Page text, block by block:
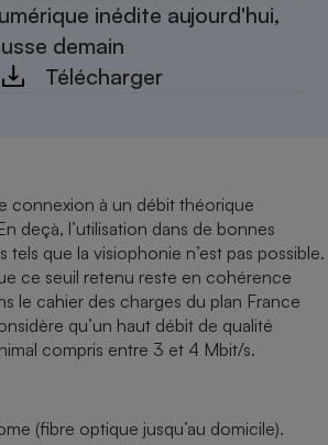
inédite aujourd'hui,
demain
Télécharger
connexion à un débit théorique
deçà, l’utilisation dans de bonnes
que la visiophonie n’est pas possible.
ce seuil retenu reste en cohérence
le cahier des charges du plan France
qu’un haut débit de qualité
compris entre 3 et 4 Mbit/s.
(fibre optique jusqu’au domicile).